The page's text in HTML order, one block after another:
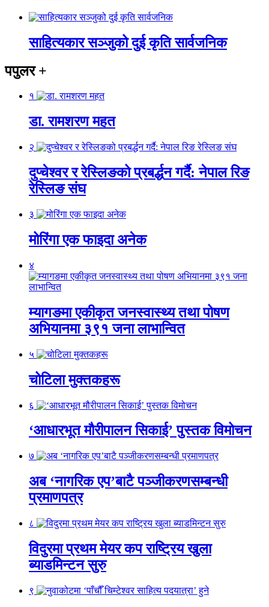
साहित्यकार सञ्जुको दुई कृति सार्वजनिक
पपुलर+
१
डा. रामशरण महत
२
दुप्चेश्वर र रेस्लिङको प्रबर्द्धन गर्दै: नेपाल रिङ
रेस्लिङ संघ
३
मोरिंगा एक फाइदा अनेक
४
म्यागङमा एकीकृत जनस्वास्थ्य तथा पोषण
अभियानमा ३९१ जना लाभान्वित
५
चोटिला मुक्तकहरू
६
‘आधारभूत मौरीपालन सिकाई’ पुस्तक विमोचन
७
अब ‘नागरिक एप’बाटै पञ्जीकरणसम्बन्धी
प्रमाणपत्र
८
विदुरमा प्रथम मेयर कप राष्ट्रिय खुला
ब्याडमिन्टन सुरु
९